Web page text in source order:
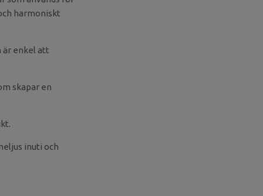
harmoniskt
är enkel att
skapar en
inuti och